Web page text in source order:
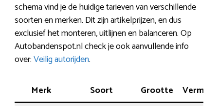
schema vind je de huidige tarieven van verschillende
soorten en merken. Dit zijn artikelprijzen, en dus
exclusief het monteren, uitlijnen en balanceren. Op
Autobandenspot.nl check je ook aanvullende info
over:Veilig autorijden.
Merk Soort Grootte